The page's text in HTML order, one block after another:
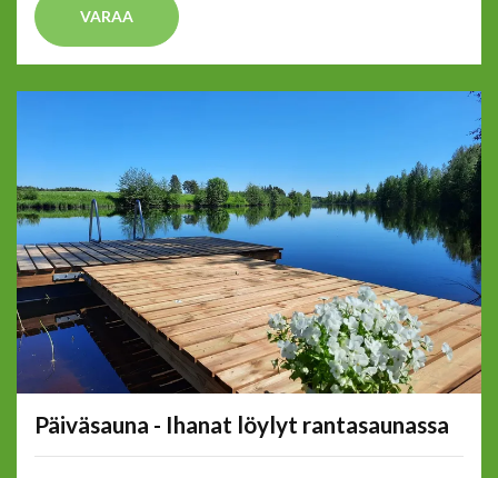
VARAA
Päiväsauna - Ihanat löylyt rantasaunassa